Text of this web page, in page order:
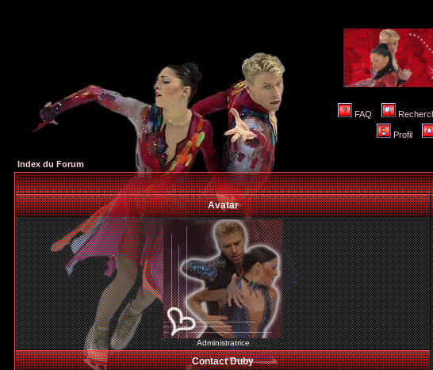
FAQ
Profil
Index du Forum
Avatar
Administratrice
Contact Duby